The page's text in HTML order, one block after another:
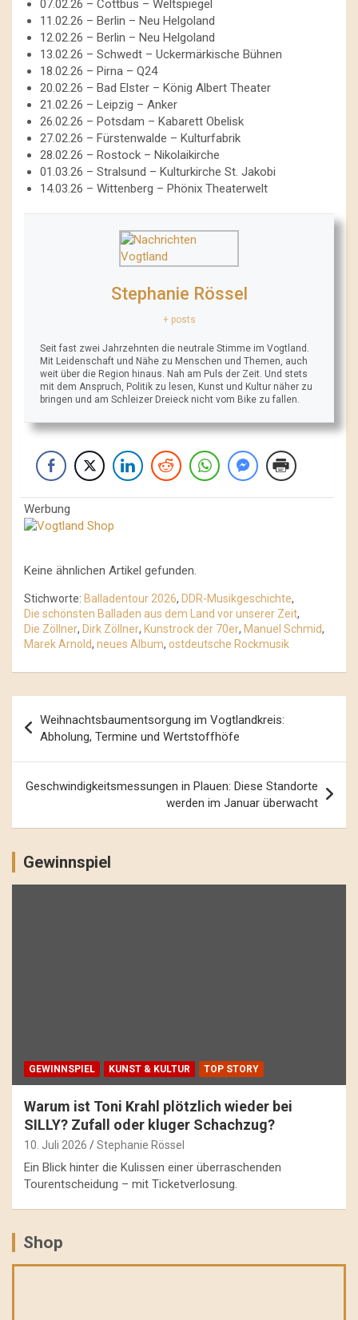
07.02.26 – Cottbus – Weltspiegel
11.02.26 – Berlin – Neu Helgoland
12.02.26 – Berlin – Neu Helgoland
13.02.26 – Schwedt – Uckermärkische Bühnen
18.02.26 – Pirna – Q24
20.02.26 – Bad Elster – König Albert Theater
21.02.26 – Leipzig – Anker
26.02.26 – Potsdam – Kabarett Obelisk
27.02.26 – Fürstenwalde – Kulturfabrik
28.02.26 – Rostock – Nikolaikirche
01.03.26 – Stralsund – Kulturkirche St. Jakobi
14.03.26 – Wittenberg – Phönix Theaterwelt
Stephanie Rössel
+ posts
Seit fast zwei Jahrzehnten die neutrale Stimme im Vogtland.
Mit Leidenschaft und Nähe zu Menschen und Themen, auch
weit über die Region hinaus. Nah am Puls der Zeit. Und stets
mit dem Anspruch, Politik zu lesen, Kunst und Kultur näher zu
bringen und am Schleizer Dreieck nicht vom Bike zu fallen.
Werbung
Keine ähnlichen Artikel gefunden.
Stichworte: Balladentour 2026, DDR-Musikgeschichte,
Die schönsten Balladen aus dem Land vor unserer Zeit,
Die Zöllner, Dirk Zöllner, Kunstrock der 70er, Manuel Schmid,
Marek Arnold, neues Album, ostdeutsche Rockmusik
Navigation
Weihnachtsbaumentsorgung im Vogtlandkreis:
Abholung, Termine und Wertstoffhöfe
Geschwindigkeitsmessungen in Plauen: Diese Standorte
werden im Januar überwacht
Gewinnspiel
GEWINNSPIEL KUNST & KULTUR TOP STORY
Warum ist Toni Krahl plötzlich wieder bei
SILLY? Zufall oder kluger Schachzug?
10. Juli 2026 Stephanie Rössel
Ein Blick hinter die Kulissen einer überraschenden
Tourentscheidung – mit Ticketverlosung.
Shop